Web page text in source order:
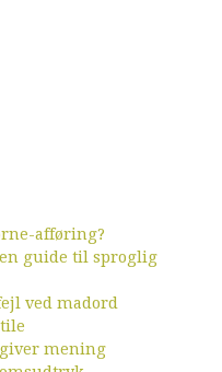
afføring?
en guide til sproglig
ved madord
mening